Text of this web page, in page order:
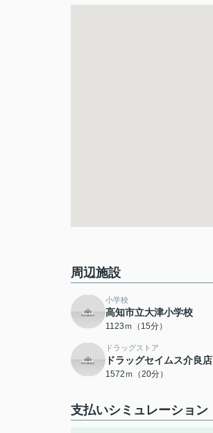
周辺施設
小学校
高知市立大津小学校
1123ｍ（15分）
ドラッグストア
ドラッグセイムス介良店
1572ｍ（20分）
支払いシミュレーション